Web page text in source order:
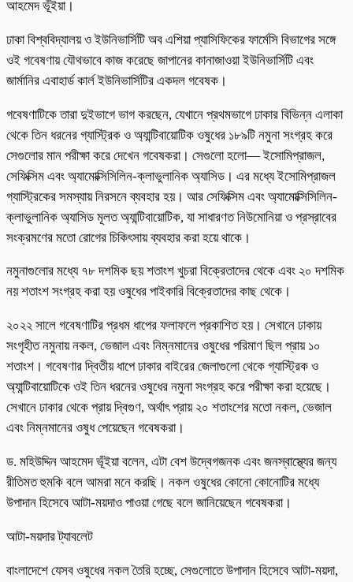
আহমেদ ভূঁইয়া।
ঢাকা বিশ্ববিদ্যালয় ও ইউনিভার্সিটি অব এশিয়া প্যাসিফিকের ফার্মেসি বিভাগের সঙ্গে
ওই গবেষণায় যৌথভাবে কাজ করেছে জাপানের কানাজাওয়া ইউনিভার্সিটি এবং
জার্মানির এবাহার্ড কার্ল ইউনিভার্সিটির একদল গবেষক।
গবেষণাটিকে তারা দুইভাগে ভাগ করছেন, যেখানে প্রথমভাগে ঢাকার বিভিন্ন এলাকা
থেকে তিন ধরনের গ্যাস্ট্রিক ও অ্যান্টিবায়োটিক ওষুধের ১৮৯টি নমুনা সংগ্রহ করে
সেগুলোর মান পরীক্ষা করে দেখেন গবেষকরা। সেগুলো হলো— ইসোমিপ্রাজল,
সেফিক্সিম এবং অ্যামোক্সিসিলিন-ক্লাভুলানিক অ্যাসিড। এর মধ্যে ইসোমিপ্রাজল
গ্যাস্ট্রিকের সমস্যায় নিরসনে ব্যবহার হয়। আর সেফিক্সিম এবং অ্যামোক্সিসিলিন-
ক্লাভুলানিক অ্যাসিড মূলত অ্যান্টিবায়োটিক, যা সাধারণত নিউমোনিয়া ও প্রস্রাবের
সংক্রমণের মতো রোগের চিকিৎসায় ব্যবহার করা হয়ে থাকে।
নমুনাগুলোর মধ্যে ৭৮ দশমিক ছয় শতাংশ খুচরা বিক্রেতাদের থেকে এবং ২০ দশমিক
নয় শতাংশ সংগ্রহ করা হয় ওষুধের পাইকারি বিক্রেতাদের কাছ থেকে।
২০২২ সালে গবেষণাটির প্রধম ধাপের ফলাফলে প্রকাশিত হয়। সেখানে ঢাকায়
সংগৃহীত নমুনায় নকল, ভেজাল এবং নিম্নমানের ওষুধের পরিমাণ ছিল প্রায় ১০
শতাংশ। গবেষণার দ্বিতীয় ধাপে ঢাকার বাইরের জেলাগুলো থেকে গ্যাস্ট্রিক ও
অ্যান্টিবায়োটিকে ওই তিন ধরনের ওষুধের নমুনা সংগ্রহ করে পরীক্ষা করা হয়েছে।
সেখানে ঢাকার থেকে প্রায় দ্বিগুণ, অর্থাৎ প্রায় ২০ শতাংশের মতো নকল, ভেজাল
এবং নিম্নমানের ওষুধ পেয়েছেন গবেষকরা।
ড. মহিউদ্দিন আহমেদ ভূঁইয়া বলেন, এটা বেশ উদ্বেগজনক এবং জনস্বাস্থ্যের জন্য
রীতিমত হুমকি বলে আমরা মনে করছি। নকল ওষুধের কোনো কোনোটির মধ্যে
উপাদান হিসেবে আটা-ময়দাও পাওয়া গেছে বলে জানিয়েছেন গবেষকরা।
আটা-ময়দার ট্যাবলেট
বাংলাদেশে যেসব ওষুধের নকল তৈরি হচ্ছে, সেগুলোতে উপাদান হিসেবে আটা-ময়দা,